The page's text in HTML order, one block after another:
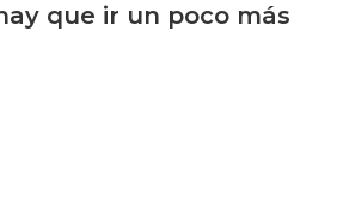
que ir un poco más